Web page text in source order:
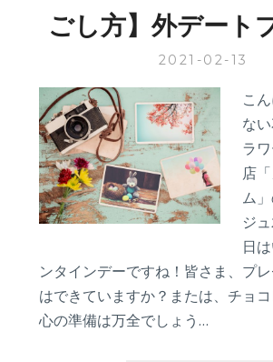
ごし方】外デート
2021-02-13
こ
な
ラ
店
ム
ジ
日
ンタインデーですね！皆さま、プ
はできていますか？または、チョ
心の準備は万全でしょう…